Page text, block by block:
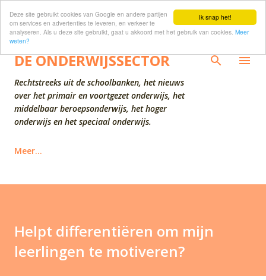
Ik snap het!
Deze site gebruikt cookies van Google en andere partijen
om services en advertenties te leveren, en verkeer te
analyseren. Als u deze site gebruikt, gaat u akkoord met het gebruik van cookies. Meer
weten?
Doorgaan naar hoofdcontent
DE ONDERWIJSSECTOR
Rechtstreeks uit de schoolbanken, het nieuws
over het primair en voortgezet onderwijs, het
middelbaar beroepsonderwijs, het hoger
onderwijs en het speciaal onderwijs.
Meer…
Helpt differentiëren om mijn
leerlingen te motiveren?